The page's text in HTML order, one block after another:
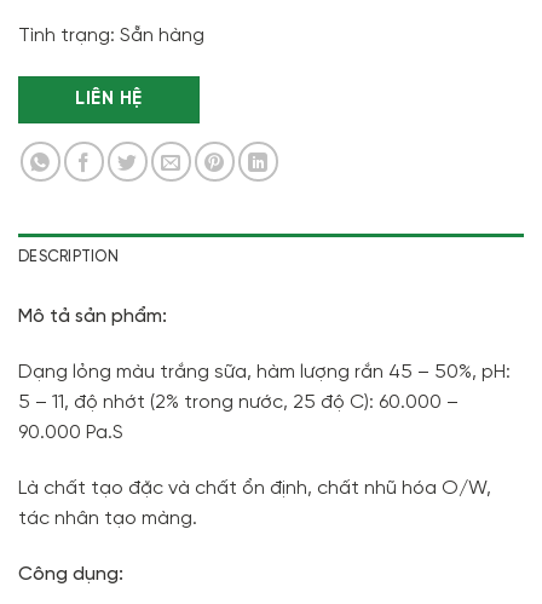
Tình trạng: Sẵn hàng
LIÊN HỆ
DESCRIPTION
Mô tả sản phẩm:
Dạng lỏng màu trắng sữa, hàm lượng rắn 45 – 50%, pH:
5 – 11, độ nhớt (2% trong nước, 25 độ C): 60.000 –
90.000 Pa.S
Là chất tạo đặc và chất ổn định, chất nhũ hóa O/W,
tác nhân tạo màng.
Công dụng: